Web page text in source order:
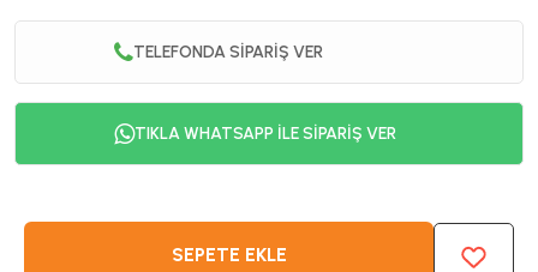
TELEFONDA SİPARİŞ VER
TIKLA WHATSAPP İLE SİPARİŞ VER
SEPETE EKLE